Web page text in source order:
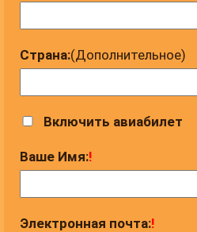
Страна:(Дополнительное)
Включить авиабилет
Ваше Имя:!
Электронная почта:!